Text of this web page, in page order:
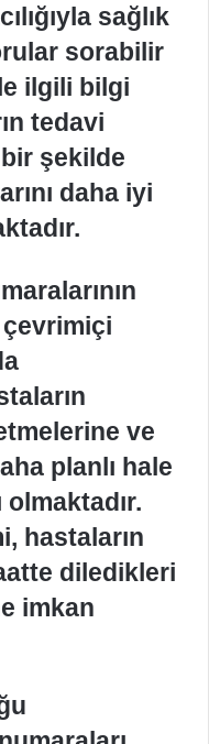
sağlık
sorabilir
ilgili bilgi
tedavi
şekilde
daha iyi
çevrimiçi
ve
planlı hale
hastaların
diledikleri
imkan